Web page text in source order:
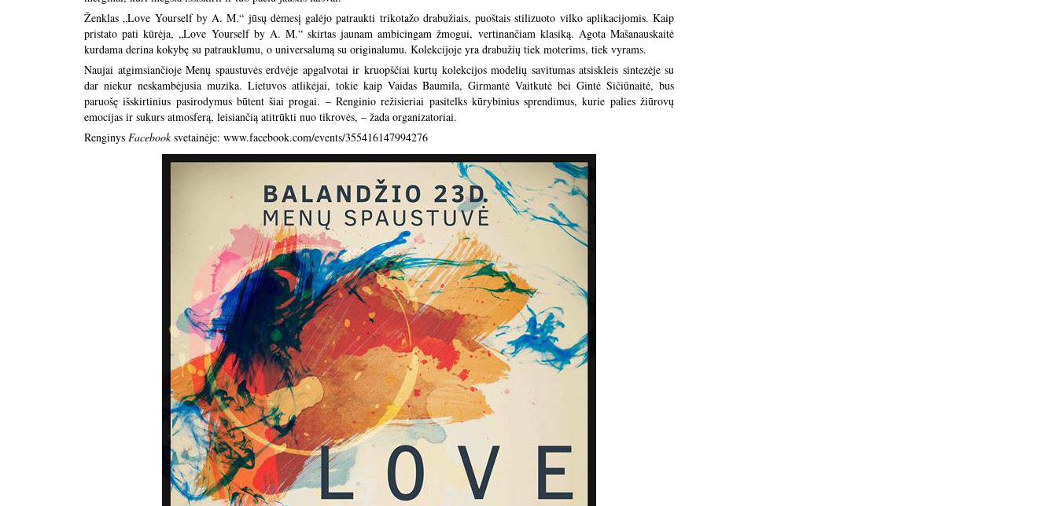
Ženklas „Love Yourself by A. M.“ jūsų dėmesį galėjo patraukti trikotažo drabužiais, puoštais stilizuoto vilko aplikacijomis. Kaip
pristato pati kūrėja, „Love Yourself by A. M.“ skirtas jaunam ambicingam žmogui, vertinančiam klasiką. Agota Mašanauskaitė
kurdama derina kokybę su patrauklumu, o universalumą su originalumu. Kolekcijoje yra drabužių tiek moterims, tiek vyrams.
Naujai atgimsiančioje Menų spaustuvės erdvėje apgalvotai ir kruopščiai kurtų kolekcijos modelių savitumas atsiskleis sintezėje su
dar niekur neskambėjusia muzika. Lietuvos atlikėjai, tokie kaip Vaidas Baumila, Girmantė Vaitkutė bei Gintė Sičiūnaitė, bus
paruošę išskirtinius pasirodymus būtent šiai progai. – Renginio režisieriai pasitelks kūrybinius sprendimus, kurie palies žiūrovų
emocijas ir sukurs atmosferą, leisiančią atitrūkti nuo tikrovės, – žada organizatoriai.
Renginys Facebooksvetainėje: www.facebook.com/events/355416147994276